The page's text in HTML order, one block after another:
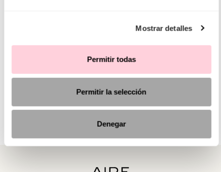
Mostrar detalles
Permitir todas
Permitir la selección
Denegar